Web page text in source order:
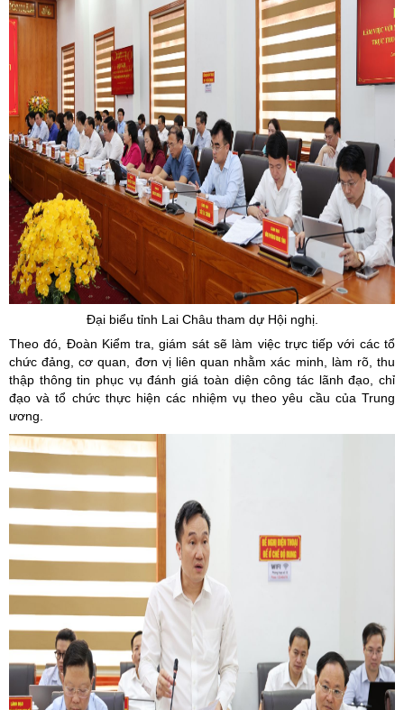
Đại biểu tỉnh Lai Châu tham dự Hội nghị.
Theo đó, Đoàn Kiểm tra, giám sát sẽ làm việc trực tiếp với các tổ
chức đảng, cơ quan, đơn vị liên quan nhằm xác minh, làm rõ, thu
thập thông tin phục vụ đánh giá toàn diện công tác lãnh đạo, chỉ
đạo và tổ chức thực hiện các nhiệm vụ theo yêu cầu của Trung
ương.